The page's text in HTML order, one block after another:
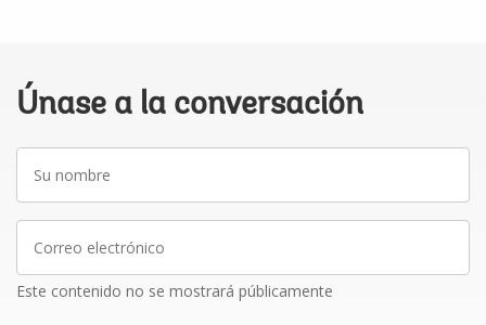
Únase a la conversación
Su
nombre
Correo
electrónico
Este contenido no se mostrará públicamente